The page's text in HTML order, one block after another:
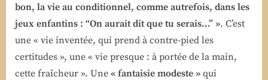
bon, la vie au conditionnel, comme autrefois, dans les
jeux enfantins : “On aurait dit que tu serais…” ». C’est
une « vie inventée, qui prend à contre-pied les
certitudes », une « vie presque : à portée de la main,
cette fraîcheur ». Une « fantaisie modeste » qui